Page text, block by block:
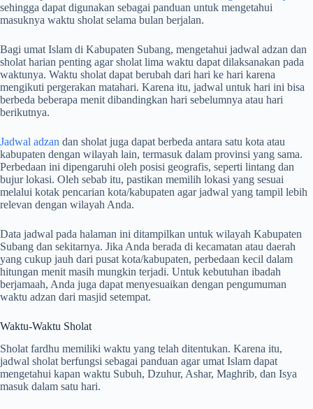
sehingga dapat digunakan sebagai panduan untuk mengetahui
masuknya waktu sholat selama bulan berjalan.
Bagi umat Islam di Kabupaten Subang, mengetahui jadwal adzan dan
sholat harian penting agar sholat lima waktu dapat dilaksanakan pada
waktunya. Waktu sholat dapat berubah dari hari ke hari karena
mengikuti pergerakan matahari. Karena itu, jadwal untuk hari ini bisa
berbeda beberapa menit dibandingkan hari sebelumnya atau hari
berikutnya.
Jadwal adzan dan sholat juga dapat berbeda antara satu kota atau
kabupaten dengan wilayah lain, termasuk dalam provinsi yang sama.
Perbedaan ini dipengaruhi oleh posisi geografis, seperti lintang dan
bujur lokasi. Oleh sebab itu, pastikan memilih lokasi yang sesuai
melalui kotak pencarian kota/kabupaten agar jadwal yang tampil lebih
relevan dengan wilayah Anda.
Data jadwal pada halaman ini ditampilkan untuk wilayah Kabupaten
Subang dan sekitarnya. Jika Anda berada di kecamatan atau daerah
yang cukup jauh dari pusat kota/kabupaten, perbedaan kecil dalam
hitungan menit masih mungkin terjadi. Untuk kebutuhan ibadah
berjamaah, Anda juga dapat menyesuaikan dengan pengumuman
waktu adzan dari masjid setempat.
Waktu-Waktu Sholat
Sholat fardhu memiliki waktu yang telah ditentukan. Karena itu,
jadwal sholat berfungsi sebagai panduan agar umat Islam dapat
mengetahui kapan waktu Subuh, Dzuhur, Ashar, Maghrib, dan Isya
masuk dalam satu hari.